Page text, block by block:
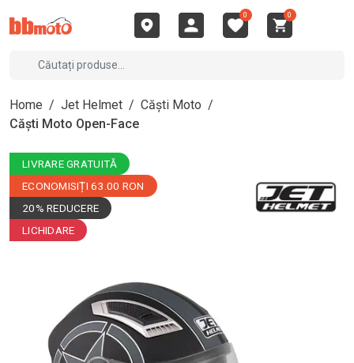
0 0
Home / Jet Helmet / Căști Moto /
Căști Moto Open-Face
LIVRARE GRATUITĂ
ECONOMISIȚI 63.00 RON
20% REDUCERE
LICHIDARE